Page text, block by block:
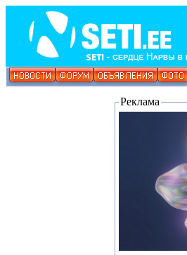
Реклама